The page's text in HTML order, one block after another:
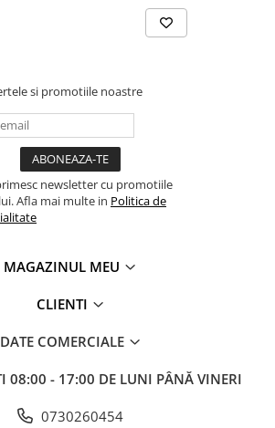
si promotiile noastre
newsletter cu promotiile
Afla mai multe in Politica de
MAGAZINUL MEU
CLIENTI
DATE COMERCIALE
08:00 - 17:00 DE LUNI PÂNĂ VINERI
0730260454